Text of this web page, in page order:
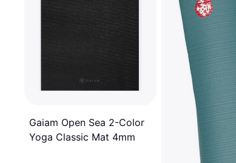
Gaiam Open Sea 2-Color
Yoga Classic Mat 4mm